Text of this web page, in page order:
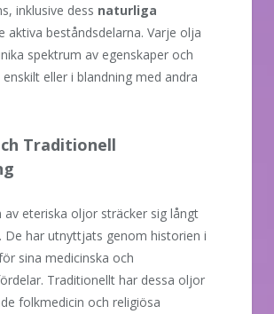
inklusive dess naturliga
aktiva beståndsdelarna. Varje olja
spektrum av egenskaper och
eller i blandning med andra
Traditionell
av eteriska oljor sträcker sig långt
De har utnyttjats genom historien i
sina medicinska och
Traditionellt har dessa oljor
folkmedicin och religiösa